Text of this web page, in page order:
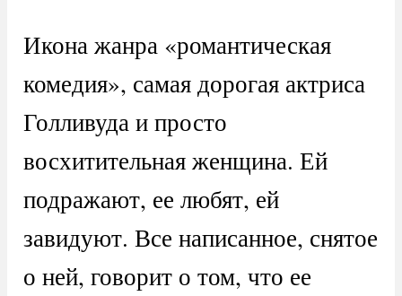
Икона жанра «романтическая
комедия», самая дорогая актриса
Голливуда и просто
восхитительная женщина. Ей
подражают, ее любят, ей
завидуют. Все написанное, снятое
о ней, говорит о том, что ее